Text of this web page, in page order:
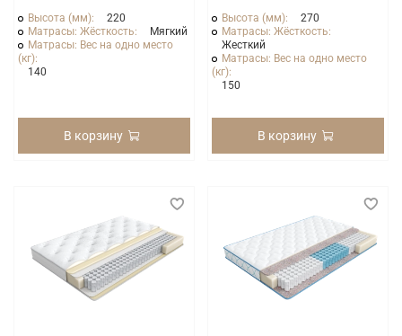
Высота (мм):
220
Матрасы: Жёсткость:
Мягкий
Матрасы: Вес на одно место
(кг):
140
В корзину
Высота (мм):
270
Матрасы: Жёсткость:
Жесткий
Матрасы: Вес на одно место
(кг):
150
В корзину